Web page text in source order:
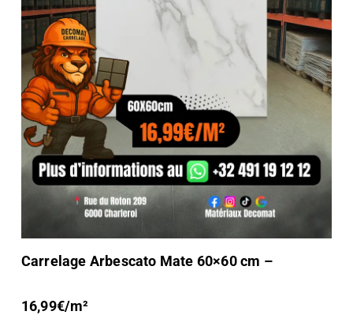
Carrelage Arbescato Mate 60×60 cm –
16,99€/m²